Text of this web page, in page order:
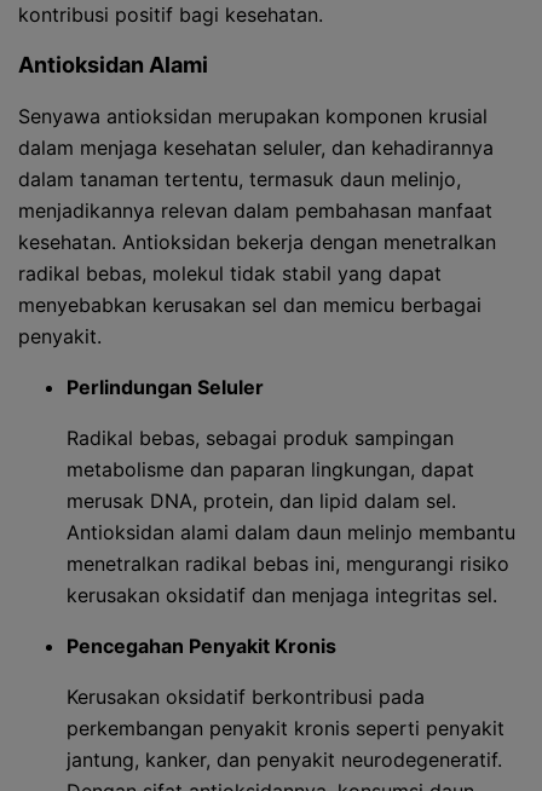
kontribusi positif bagi kesehatan.
Antioksidan Alami
Senyawa antioksidan merupakan komponen krusial
dalam menjaga kesehatan seluler, dan kehadirannya
dalam tanaman tertentu, termasuk daun melinjo,
menjadikannya relevan dalam pembahasan manfaat
kesehatan. Antioksidan bekerja dengan menetralkan
radikal bebas, molekul tidak stabil yang dapat
menyebabkan kerusakan sel dan memicu berbagai
penyakit.
Perlindungan Seluler
Radikal bebas, sebagai produk sampingan
metabolisme dan paparan lingkungan, dapat
merusak DNA, protein, dan lipid dalam sel.
Antioksidan alami dalam daun melinjo membantu
menetralkan radikal bebas ini, mengurangi risiko
kerusakan oksidatif dan menjaga integritas sel.
Pencegahan Penyakit Kronis
Kerusakan oksidatif berkontribusi pada
perkembangan penyakit kronis seperti penyakit
jantung, kanker, dan penyakit neurodegeneratif.